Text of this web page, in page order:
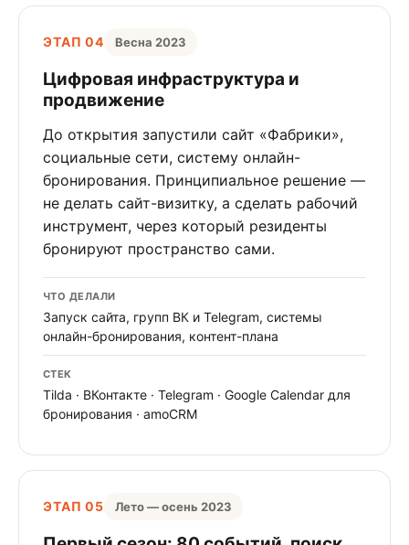
ЭТАП 04 Весна 2023
Цифровая инфраструктура и
продвижение
До открытия запустили сайт «Фабрики»,
социальные сети, систему онлайн-
бронирования. Принципиальное решение —
не делать сайт-визитку, а сделать рабочий
инструмент, через который резиденты
бронируют пространство сами.
ЧТО ДЕЛАЛИ
Запуск сайта, групп ВК и Telegram, системы
онлайн-бронирования, контент-плана
СТЕК
Tilda · ВКонтакте · Telegram · Google Calendar для
бронирования · amoCRM
ЭТАП 05 Лето — осень 2023